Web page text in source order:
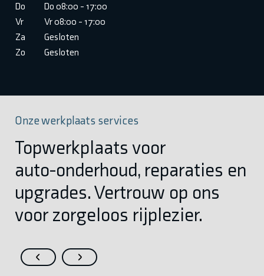
Do
Do 08:00 - 17:00
Vr
Vr 08:00 - 17:00
Za
Gesloten
Zo
Gesloten
Onze werkplaats services
Topwerkplaats voor
auto-onderhoud, reparaties en
upgrades. Vertrouw op ons
voor zorgeloos rijplezier.